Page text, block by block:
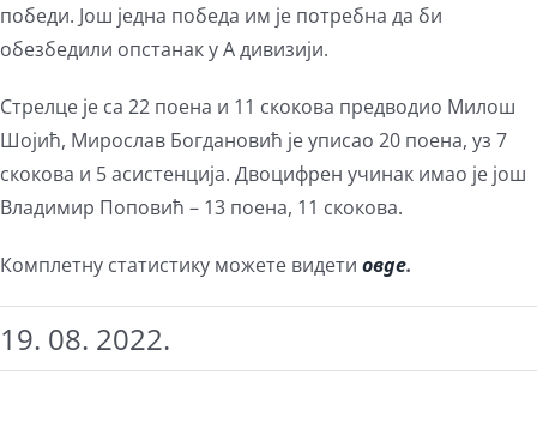
победи. Још једна победа им је потребна да би
обезбедили опстанак у А дивизији.
Стрелце је са 22 поена и 11 скокова предводио Милош
Шојић, Мирослав Богдановић је уписао 20 поена, уз 7
скокова и 5 асистенција. Двоцифрен учинак имао је још
Владимир Поповић – 13 поена, 11 скокова.
Комплетну статистику можете видети овде.
19. 08. 2022.